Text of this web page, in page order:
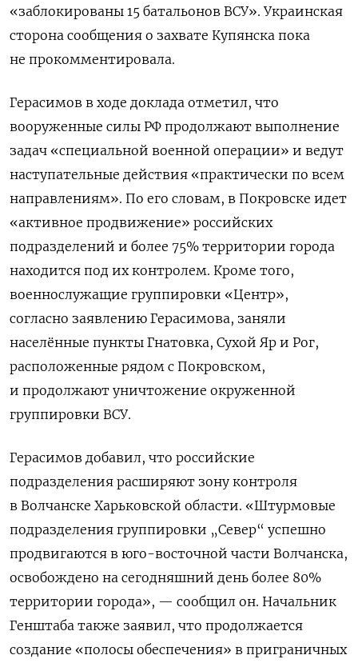
«заблокированы 15 батальонов ВСУ». Украинская
сторона сообщения о захвате Купянска пока
не прокомментировала.
Герасимов в ходе доклада отметил, что
вооруженные силы РФ продолжают выполнение
задач «специальной военной операции» и ведут
наступательные действия «практически по всем
направлениям». По его словам, в Покровске идет
«активное продвижение» российских
подразделений и более 75% территории города
находится под их контролем. Кроме того,
военнослужащие группировки «Центр»,
согласно заявлению Герасимова, заняли
населённые пункты Гнатовка, Сухой Яр и Рог,
расположенные рядом с Покровском,
и продолжают уничтожение окруженной
группировки ВСУ.
Герасимов добавил, что российские
подразделения расширяют зону контроля
в Волчанске Харьковской области. «Штурмовые
подразделения группировки „Север“ успешно
продвигаются в юго-восточной части Волчанска,
освобождено на сегодняшний день более 80%
территории города», — сообщил он. Начальник
Генштаба также заявил, что продолжается
создание «полосы обеспечения» в приграничных